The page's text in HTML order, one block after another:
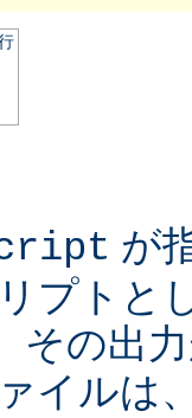
が
プトと
その出
イルは